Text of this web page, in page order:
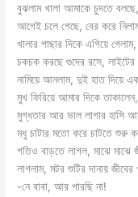
বুঝলাম খালা আমাকে চুদতে
আগেই চলে গেছে, বের করে
খালার পাছার দিকে এগিয়ে
চকচক করছে গুদের রসে,
নামিয়ে আনলাম, দুই হাত দিয়ে
মুখ ফিরিয়ে আমার দিকে
মুগ্ধতার আর ভাল লাগার হাসি
মধু চাটার মতো করে চাটতে শুরু
গতিও বাড়তে লাগল, মাঝে
লাগলাম, মটর শুটির দানায়
-নে বাবা, আর পারছি না!